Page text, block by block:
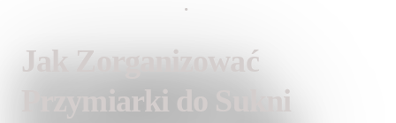
•
Jak Zorganizować
Przymiarki do Sukni